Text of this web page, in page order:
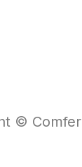
© Comfer